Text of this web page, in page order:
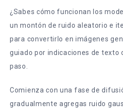
¿Sabes cómo funcionan los
un montón de ruido aleatorio e
para convertirlo en imágenes
guiado por indicaciones de texto
paso.
Comienza con una fase de
gradualmente agregas ruido